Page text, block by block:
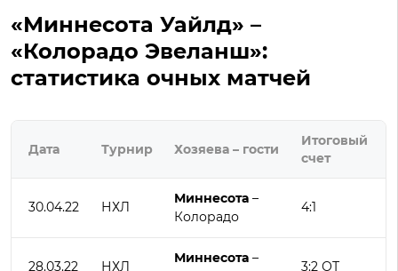
«Миннесота Уайлд» –
«Колорадо Эвеланш»:
статистика очных матчей
Дата Турнир Хозяева – гости
Итоговый
счет
30.04.22 НХЛ
Миннесота –
Колорадо
4:1
28.03.22 НХЛ
Миннесота –
3:2 ОТ